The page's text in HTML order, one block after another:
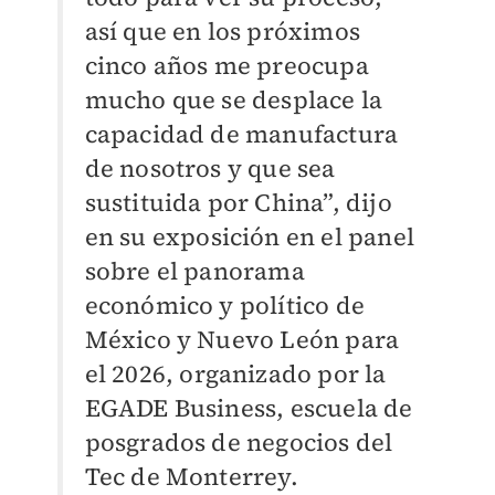
así que en los próximos
cinco años me preocupa
mucho que se desplace la
capacidad de manufactura
de nosotros y que sea
sustituida por China”, dijo
en su exposición en el panel
sobre el panorama
económico y político de
México y Nuevo León para
el 2026, organizado por la
EGADE Business, escuela de
posgrados de negocios del
Tec de Monterrey.